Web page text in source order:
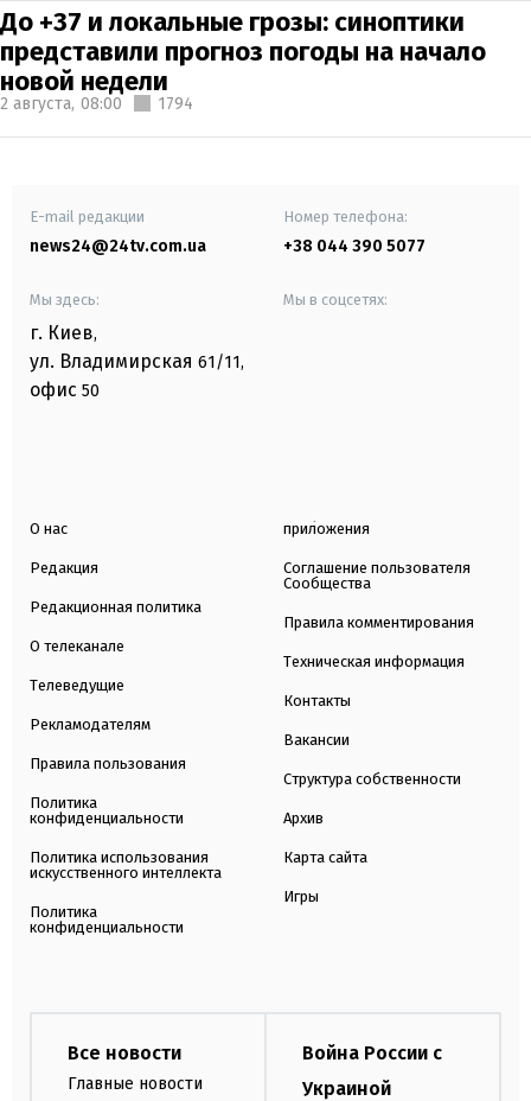
До +37 и локальные грозы: синоптики
представили прогноз погоды на начало
новой недели
2 августа, 08:00 1794
E-mail редакции
news24@24tv.com.ua
Номер телефона:
+38 044 390 5077
Мы здесь:
г. Киев,
ул. Владимирская 61/11,
офис 50
Мы в соцсетях:
О нас
Редакция
Редакционная политика
О телеканале
Телеведущие
Рекламодателям
Правила пользования
Политика
конфиденциальности
Политика использования
искусственного интеллекта
Политика
конфиденциальности
приложения
Соглашение пользователя
Сообщества
Правила комментирования
Техническая информация
Контакты
Вакансии
Структура собственности
Архив
Карта сайта
Игры
Все новости
Главные новости
Война России с
Украиной